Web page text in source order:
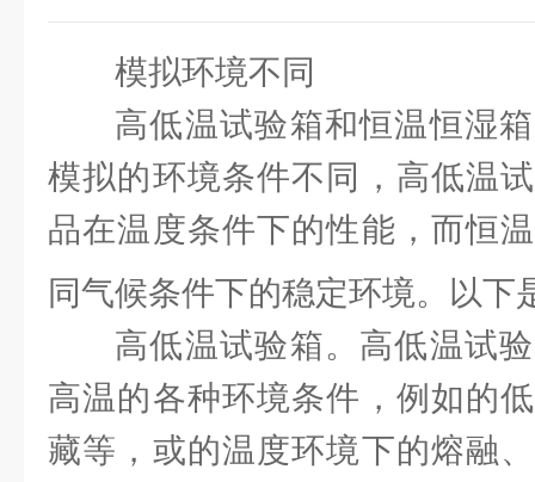
模拟环境不同
高低温试验箱和恒温恒湿
模拟的环境条件不同，高低温
品在温度条件下的性能，而恒
同气候条件下的稳定环境。以下
高低温试验箱。高低温试
高温的各种环境条件，例如的
藏等，或的温度环境下的熔融